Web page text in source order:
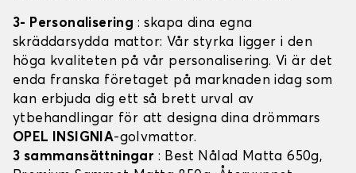
3- Personalisering : skapa dina egna
skräddarsydda mattor: Vår styrka ligger i den
höga kvaliteten på vår personalisering. Vi är det
enda franska företaget på marknaden idag som
kan erbjuda dig ett så brett urval av
ytbehandlingar för att designa dina drömmars
OPEL INSIGNIA-golvmattor.
3 sammansättningar : Best Nålad Matta 650g,